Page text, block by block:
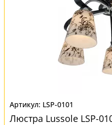
LSP-0101
Люстра Lussole LSP-